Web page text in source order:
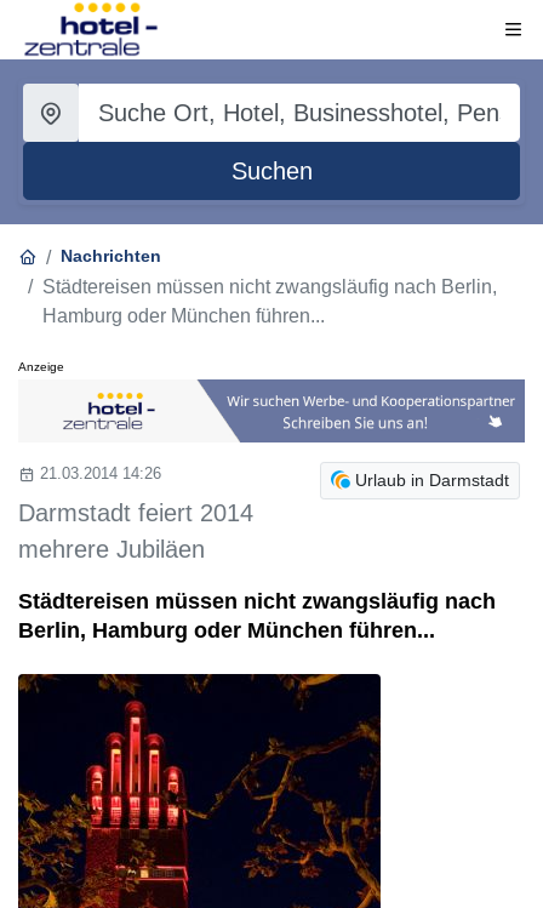
Suchen
Nachrichten
Städtereisen müssen nicht zwangsläufig nach Berlin,
Hamburg oder München führen...
Anzeige
Urlaub in Darmstadt
21.03.2014 14:26
Darmstadt feiert 2014
mehrere Jubiläen
Städtereisen müssen nicht zwangsläufig nach
Berlin, Hamburg oder München führen...